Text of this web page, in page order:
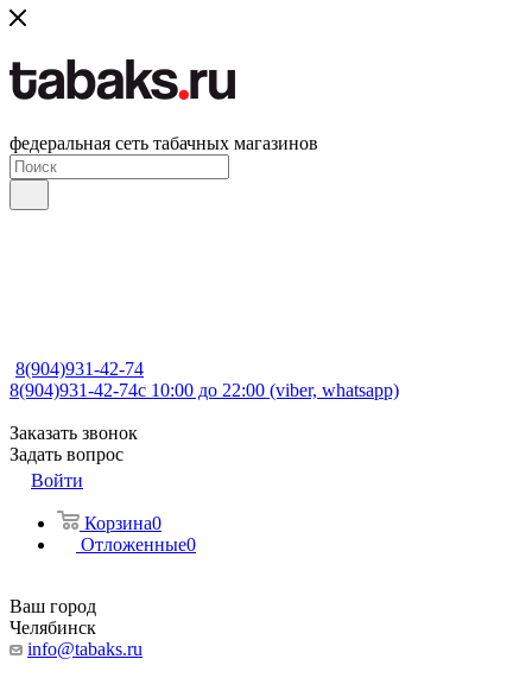
федеральная сеть табачных магазинов
8(904)931-42-74
8(904)931-42-74с 10:00 до 22:00 (viber, whatsapp)
Заказать звонок
Задать вопрос
Войти
Корзина0
Отложенные0
Ваш город
Челябинск
info@tabaks.ru